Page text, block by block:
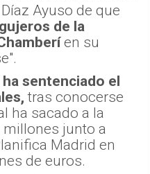
Ayuso de que
de la
en su
sentenciado el
tras conocerse
ha sacado a la
millones junto a
Madrid en
de euros.